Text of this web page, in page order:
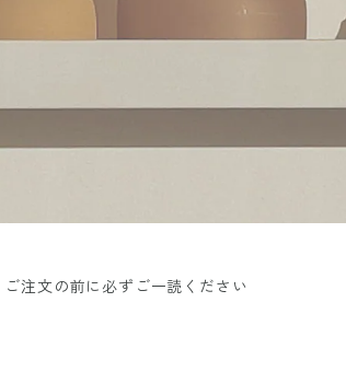
ご注文の前に必ずご一読ください